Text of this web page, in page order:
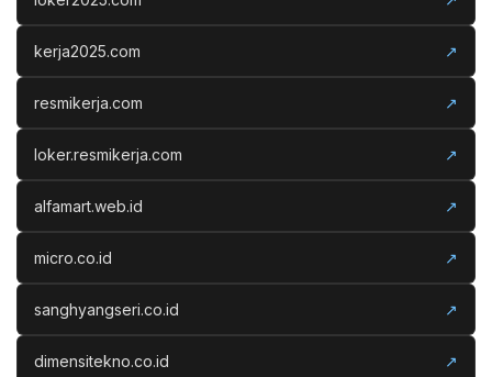
kerja2025.com ↗
resmikerja.com ↗
loker.resmikerja.com ↗
alfamart.web.id ↗
micro.co.id ↗
sanghyangseri.co.id ↗
dimensitekno.co.id ↗